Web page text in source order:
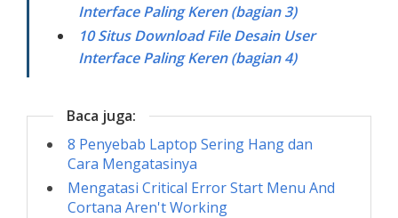
Interface Paling Keren (bagian 3)
10 Situs Download File Desain User
Interface Paling Keren (bagian 4)
Baca juga:
8 Penyebab Laptop Sering Hang dan
Cara Mengatasinya
Mengatasi Critical Error Start Menu And
Cortana Aren't Working